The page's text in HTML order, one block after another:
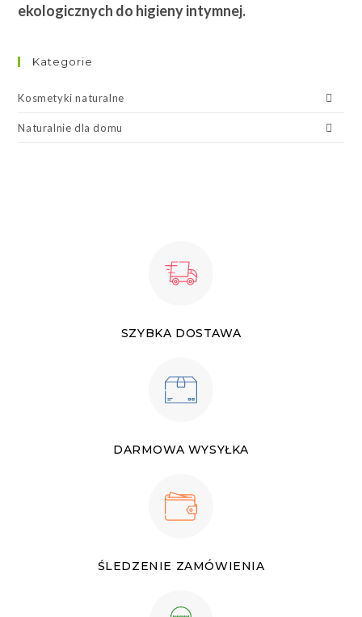
ekologicznych do higieny intymnej.
Kategorie
Kosmetyki naturalne
Naturalnie dla domu
SZYBKA DOSTAWA
DARMOWA WYSYŁKA
ŚLEDZENIE ZAMÓWIENIA